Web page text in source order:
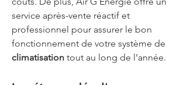
service après-vente réactif et
professionnel pour assurer le bon
fonctionnement de votre système de
climatisation tout au long de l’année.